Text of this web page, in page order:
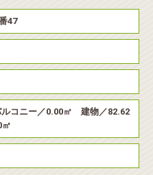
47
コニー／0.00㎡ 建物／82.62